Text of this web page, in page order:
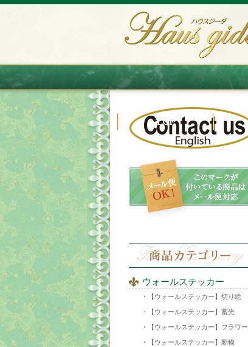
ウォールステッカー
【ウォールステッカー】切り絵
【ウォールステッカー】蓄光
【ウォールステッカー】フラワー
【ウォールステッカー】動物